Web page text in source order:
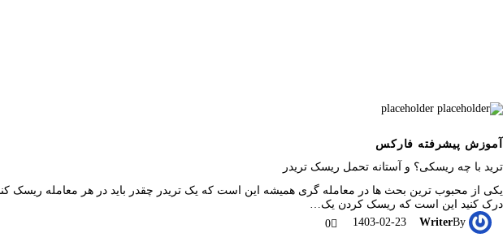
آموزش پیشرفته فارکس
ترید با چه ریسکی؟ و آستانه تحمل ریسک تریدر
درک کنید این است که ریسک کردن یک…
By
Writer
1403-02-23
0